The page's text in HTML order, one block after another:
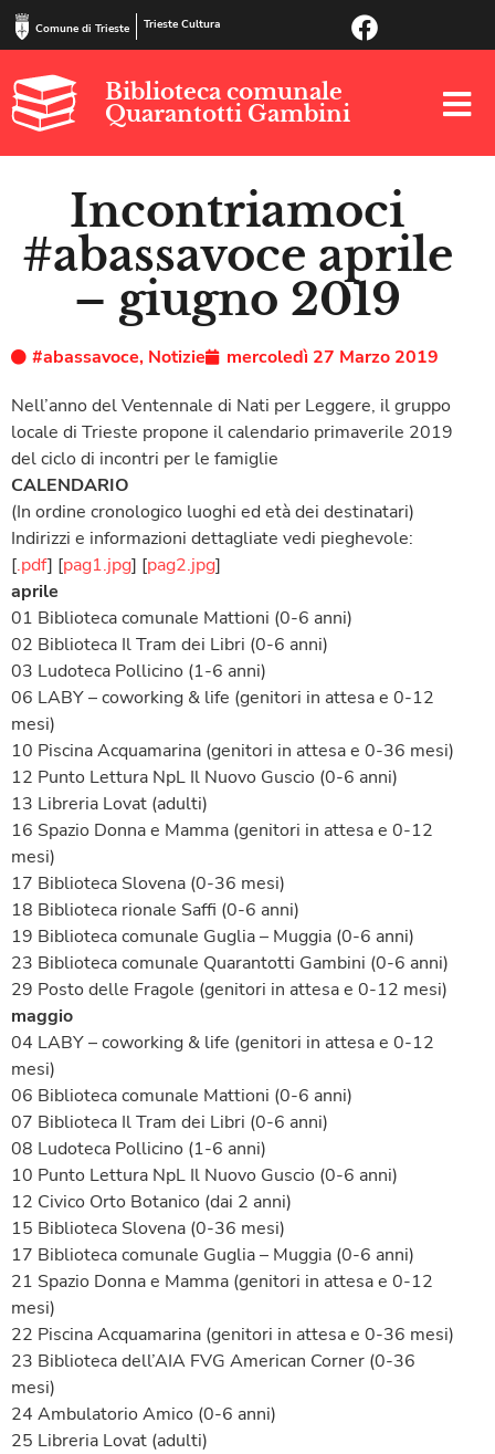
Comune di Trieste Trieste Cultura
Biblioteca comunale
Quarantotti Gambini
Incontriamoci
#abassavoce aprile
– giugno 2019
#abassavoce, Notizie
mercoledì 27 Marzo 2019
Nell’anno del Ventennale di Nati per Leggere, il gruppo
locale di Trieste propone il calendario primaverile 2019
del ciclo di incontri per le famiglie
CALENDARIO
(In ordine cronologico luoghi ed età dei destinatari)
Indirizzi e informazioni dettagliate vedi pieghevole:
[.pdf] [pag1.jpg] [pag2.jpg]
aprile
01 Biblioteca comunale Mattioni (0-6 anni)
02 Biblioteca Il Tram dei Libri (0-6 anni)
03 Ludoteca Pollicino (1-6 anni)
06 LABY – coworking & life (genitori in attesa e 0-12
mesi)
10 Piscina Acquamarina (genitori in attesa e 0-36 mesi)
12 Punto Lettura NpL Il Nuovo Guscio (0-6 anni)
13 Libreria Lovat (adulti)
16 Spazio Donna e Mamma (genitori in attesa e 0-12
mesi)
17 Biblioteca Slovena (0-36 mesi)
18 Biblioteca rionale Saffi (0-6 anni)
19 Biblioteca comunale Guglia – Muggia (0-6 anni)
23 Biblioteca comunale Quarantotti Gambini (0-6 anni)
29 Posto delle Fragole (genitori in attesa e 0-12 mesi)
maggio
04 LABY – coworking & life (genitori in attesa e 0-12
mesi)
06 Biblioteca comunale Mattioni (0-6 anni)
07 Biblioteca Il Tram dei Libri (0-6 anni)
08 Ludoteca Pollicino (1-6 anni)
10 Punto Lettura NpL Il Nuovo Guscio (0-6 anni)
12 Civico Orto Botanico (dai 2 anni)
15 Biblioteca Slovena (0-36 mesi)
17 Biblioteca comunale Guglia – Muggia (0-6 anni)
21 Spazio Donna e Mamma (genitori in attesa e 0-12
mesi)
22 Piscina Acquamarina (genitori in attesa e 0-36 mesi)
23 Biblioteca dell’AIA FVG American Corner (0-36
mesi)
24 Ambulatorio Amico (0-6 anni)
25 Libreria Lovat (adulti)